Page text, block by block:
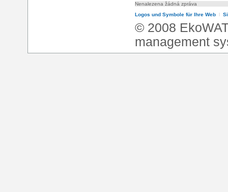
Nenalezena žádná zpráva
Logos und Symbole für Ihre Web
© 2008
management